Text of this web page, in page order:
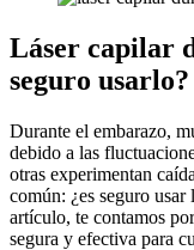
Láser capilar
seguro usarlo?
Durante el embarazo,
debido a las
otras experimentan
común: ¿es seguro usar
artículo, te contamos
segura y efectiva para